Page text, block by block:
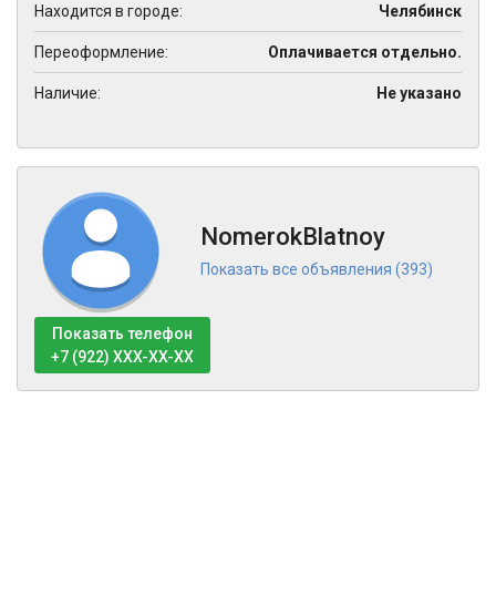
Находится в городе: Челябинск
Переоформление: Оплачивается отдельно.
Наличие: Не указано
NomerokBlatnoy
Показать все объявления (393)
Показать телефон
+7 (922) XXX-XX-XX